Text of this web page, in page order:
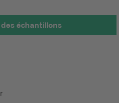
échantillons